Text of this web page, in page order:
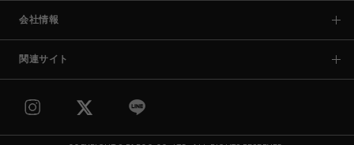
会社情報
関連サイト